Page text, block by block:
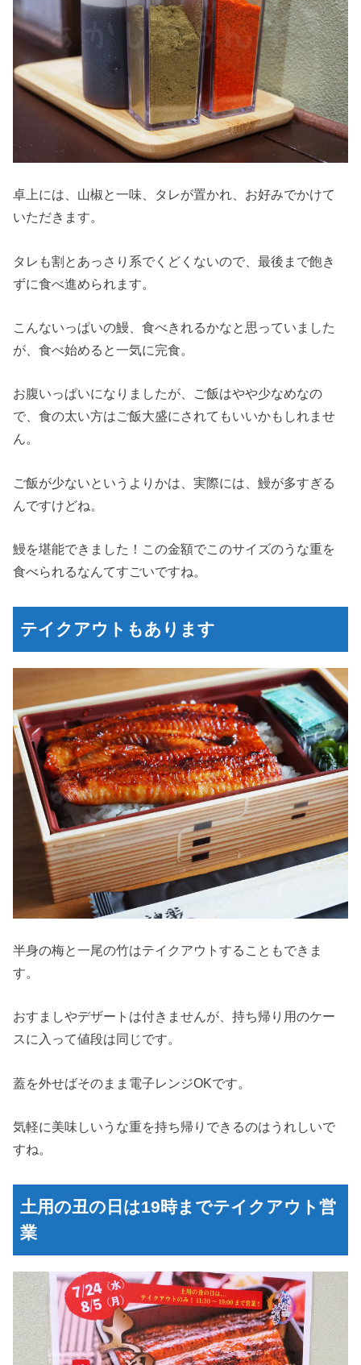
卓上には、山椒と一味、タレが置かれ、お好みでかけて
いただきます。
タレも割とあっさり系でくどくないので、最後まで飽き
ずに食べ進められます。
こんないっぱいの鰻、食べきれるかなと思っていました
が、食べ始めると一気に完食。
お腹いっぱいになりましたが、ご飯はやや少なめなの
で、食の太い方はご飯大盛にされてもいいかもしれませ
ん。
ご飯が少ないというよりかは、実際には、鰻が多すぎる
んですけどね。
鰻を堪能できました！この金額でこのサイズのうな重を
食べられるなんてすごいですね。
テイクアウトもあります
半身の梅と一尾の竹はテイクアウトすることもできま
す。
おすましやデザートは付きませんが、持ち帰り用のケー
スに入って値段は同じです。
蓋を外せばそのまま電子レンジOKです。
気軽に美味しいうな重を持ち帰りできるのはうれしいで
すね。
土用の丑の日は19時までテイクアウト営
業